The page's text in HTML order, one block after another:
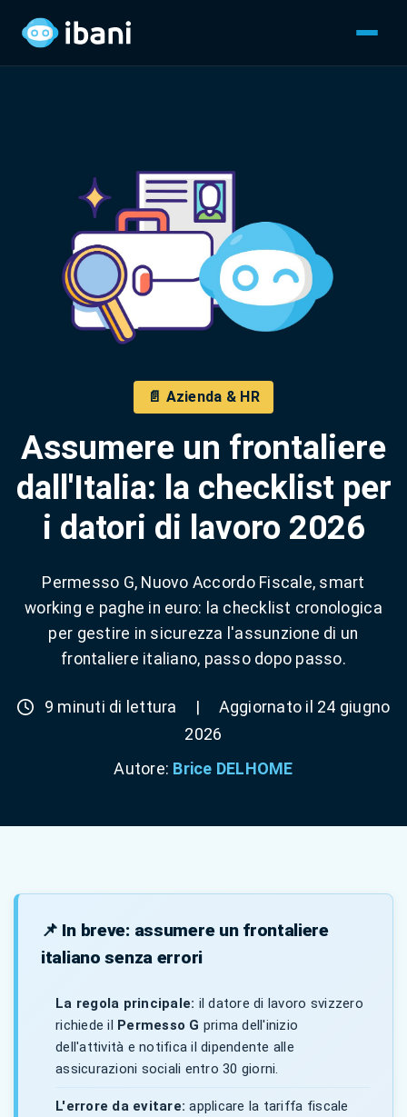
📄 Azienda & HR
Assumere un frontaliere
dall'Italia: la checklist per
i datori di lavoro 2026
Permesso G, Nuovo Accordo Fiscale, smart
working e paghe in euro: la checklist cronologica
per gestire in sicurezza l'assunzione di un
frontaliere italiano, passo dopo passo.
9 minuti di lettura |
Aggiornato il 24 giugno
2026
Autore: Brice DELHOME
📌 In breve: assumere un frontaliere
italiano senza errori
La regola principale: il datore di lavoro svizzero
richiede il Permesso G prima dell'inizio
dell'attività e notifica il dipendente alle
assicurazioni sociali entro 30 giorni.
L'errore da evitare: applicare la tariffa fiscale